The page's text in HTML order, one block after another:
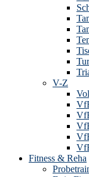
V-Z
Fitness & Reha